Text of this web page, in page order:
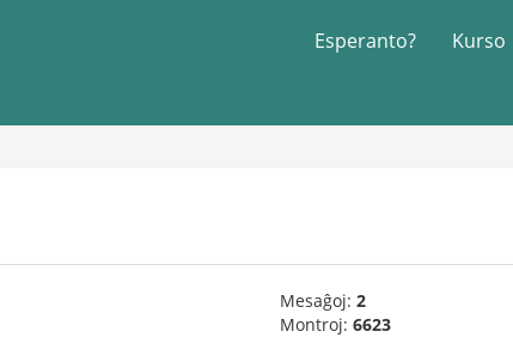
Esperanto? Kurso
Mesaĝoj: 2
Montroj: 6623